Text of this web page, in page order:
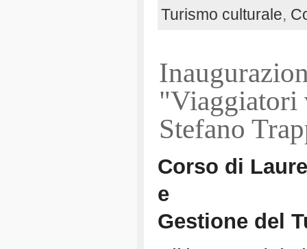
Turismo culturale,
"Viaggiatori
Stefano
Corso di
e
Gestione del